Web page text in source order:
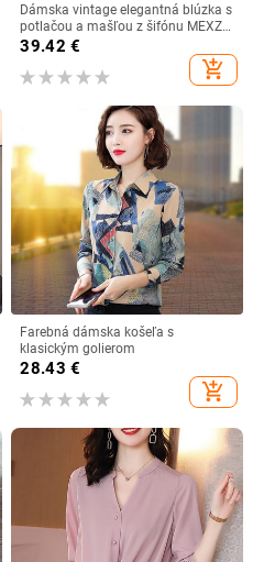
Dámska vintage elegantná blúzka s
potlačou a mašľou z šifónu MEXZT
s potlačou a rukávmi, elegantná
blúzka s obväzom a lanternou,
kórejská tenká voľná košeľa
39.42 €
add_shopping_cart
Farebná dámska košeľa s
klasickým golierom
28.43 €
add_shopping_cart